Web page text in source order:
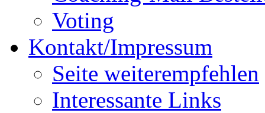
Voting
Kontakt/Impressum
Seite weiterempfehlen
Interessante Links